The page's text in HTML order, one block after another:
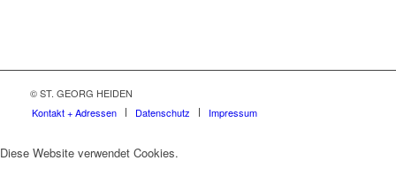
© ST. GEORG HEIDEN
Kontakt + Adressen
Datenschutz Impressum
Diese Website verwendet Cookies.